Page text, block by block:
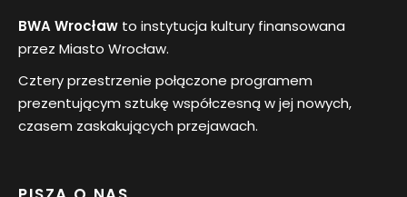
BWA Wrocław to instytucja kultury finansowana
przez Miasto Wrocław.
Cztery przestrzenie połączone programem
prezentującym sztukę współczesną w jej nowych,
czasem zaskakujących przejawach.